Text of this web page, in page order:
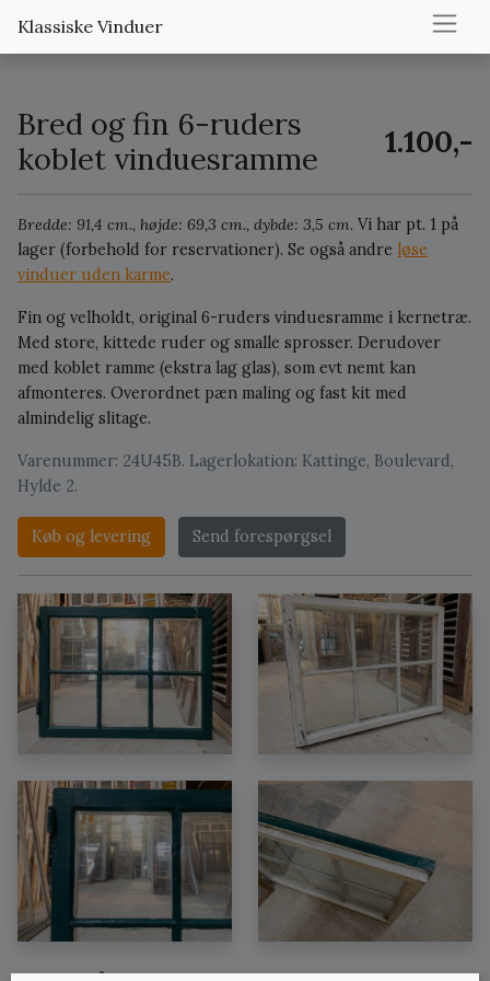
Klassiske Vinduer
Bred og fin 6-ruders
koblet vinduesramme
1.100,-
Bredde: 91,4 cm., højde: 69,3 cm., dybde: 3,5 cm. Vi har pt. 1 på
lager (forbehold for reservationer). Se også andre løse
vinduer uden karme.
Fin og velholdt, original 6-ruders vinduesramme i kernetræ.
Med store, kittede ruder og smalle sprosser. Derudover
med koblet ramme (ekstra lag glas), som evt nemt kan
afmonteres. Overordnet pæn maling og fast kit med
almindelig slitage.
Varenummer: 24U45B. Lagerlokation: Kattinge, Boulevard,
Hylde 2.
Køb og levering Send forespørgsel